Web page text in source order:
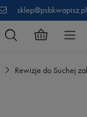
sklep@psbkwapisz.pl
Rewizje do Suchej